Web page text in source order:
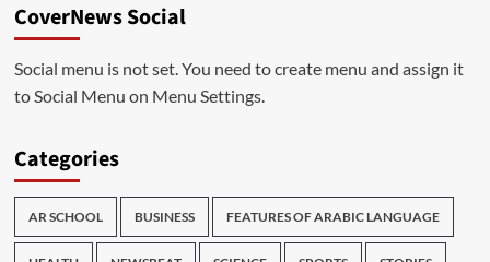
CoverNews Social
Social menu is not set. You need to create menu and assign it
to Social Menu on Menu Settings.
Categories
AR SCHOOL BUSINESS FEATURES OF ARABIC LANGUAGE